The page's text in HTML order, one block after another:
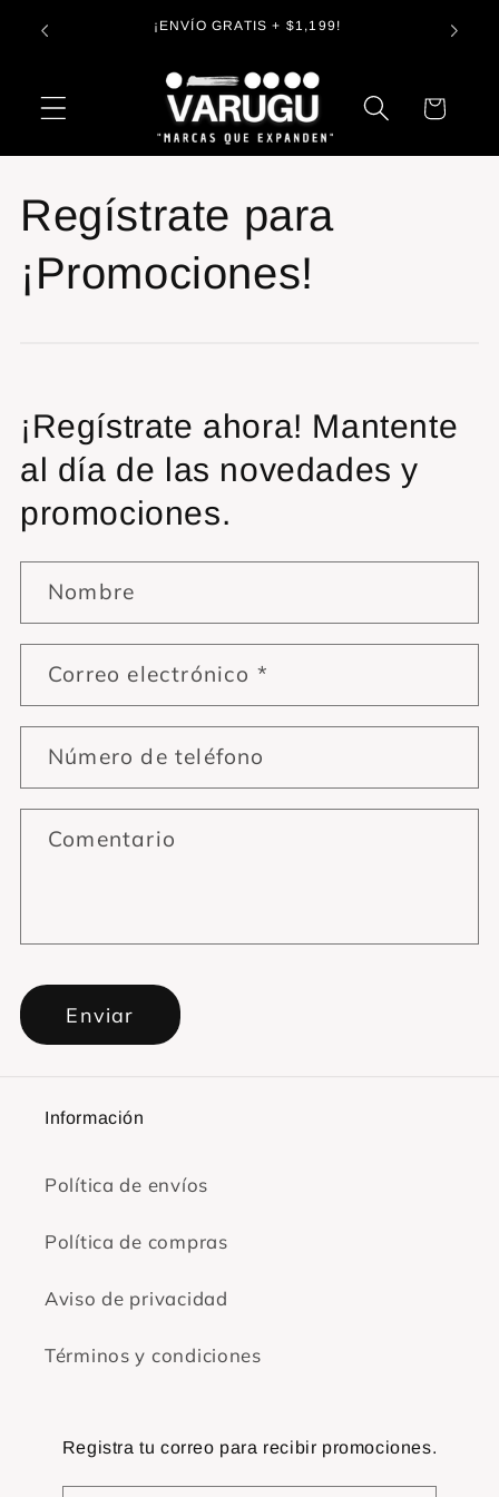
directamente
¡ENVÍO GRATIS + $1,199!
Carrito
Regístrate para
¡Promociones!
¡Regístrate ahora! Mantente
al día de las novedades y
promociones.
Nombre
Correo electrónico *
Número de teléfono
Comentario
Enviar
Información
Política de envíos
Política de compras
Aviso de privacidad
Términos y condiciones
Registra tu correo para recibir promociones.